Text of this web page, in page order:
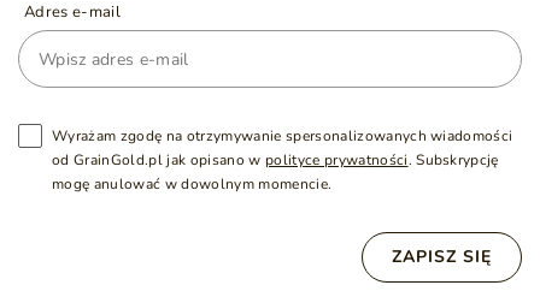
Adres e-mail
Wyrażam zgodę na otrzymywanie spersonalizowanych wiadomości
od GrainGold.pl jak opisano w polityce prywatności. Subskrypcję
mogę anulować w dowolnym momencie.
ZAPISZ SIĘ